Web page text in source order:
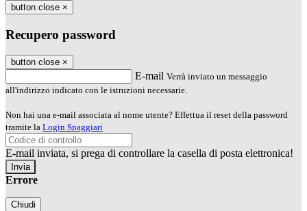
button close ×
Recupero password
button close ×
E-mail Verrà inviato un messaggio
all'indirizzo indicato con le istruzioni necessarie.
Non hai una e-mail associata al nome utente? Effettua il reset della password
tramite la Login Spaggiari
E-mail inviata, si prega di controllare la casella di posta elettronica!
Errore
Chiudi